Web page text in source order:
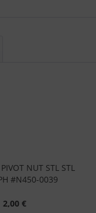
NUT STL STL
#N450-0039
2,00 €